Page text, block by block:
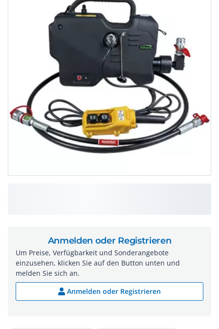
Anmelden oder Registrieren
Um Preise, Verfügbarkeit und Sonderangebote
einzusehen, klicken Sie auf den Button unten und
melden Sie sich an.
Anmelden oder Registrieren